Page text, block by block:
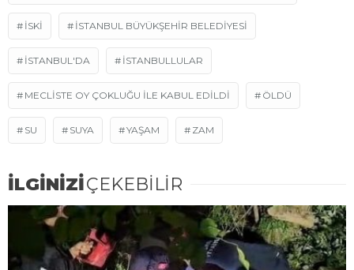
ISKI İSTANBUL BÜYÜKŞEHIR BELEDIYESI
İSTANBUL'DA İSTANBULLULAR
MECLISTE OY ÇOKLUĞU ILE KABUL EDILDI ÖLDÜ
SU SUYA YAŞAM ZAM
İLGİNİZİÇEKEBİLİR